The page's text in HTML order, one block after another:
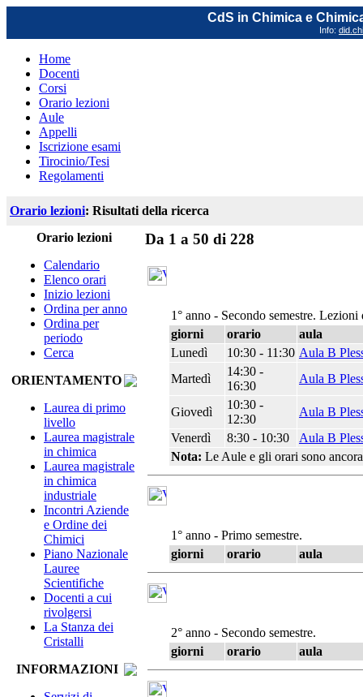
CdS in Chimica e
Info:
Home
Docenti
Corsi
Orario lezioni
Aule
Appelli
Iscrizione esami
Tirocinio/Tesi
Regolamenti
Orario lezioni: Risultati della ricerca
Orario lezioni
Calendario
Elenco orari
Inizio lezioni
Ordina per anno
Ordina per
periodo
Cerca
ORIENTAMENTO
Laurea di primo
livello
Laurea magistrale
in chimica
Laurea magistrale
in chimica
industriale
Incontri Aziende
e Ordine dei
Chimici
Piano Nazionale
Lauree
Scientifiche
Docenti a cui
rivolgersi
La Stanza dei
Cristalli
INFORMAZIONI
Da 1 a 50 di 228
1° anno - Secondo semestre.
giorni
orario
aula
Lunedì
10:30 - 11:30 Aula B
Martedì
14:30 -
16:30
Aula B
Giovedì
10:30 -
12:30
Aula B
Venerdì
8:30 - 10:30
Aula B
Nota: Le Aule e gli orari sono
1° anno - Primo semestre.
giorni
orario aula
2° anno - Secondo semestre.
giorni
orario aula